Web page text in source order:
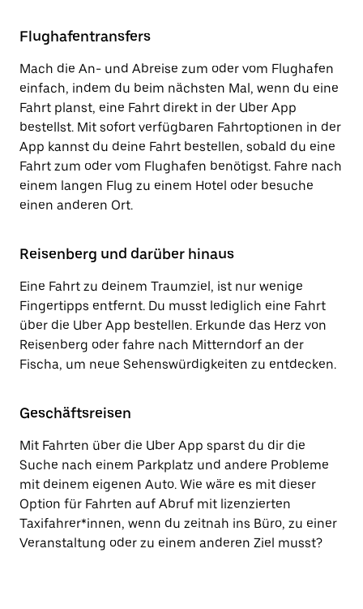
Flughafentransfers
Mach die An- und Abreise zum oder vom Flughafen
einfach, indem du beim nächsten Mal, wenn du eine
Fahrt planst, eine Fahrt direkt in der Uber App
bestellst. Mit sofort verfügbaren Fahrtoptionen in der
App kannst du deine Fahrt bestellen, sobald du eine
Fahrt zum oder vom Flughafen benötigst. Fahre nach
einem langen Flug zu einem Hotel oder besuche
einen anderen Ort.
Reisenberg und darüber hinaus
Eine Fahrt zu deinem Traumziel, ist nur wenige
Fingertipps entfernt. Du musst lediglich eine Fahrt
über die Uber App bestellen. Erkunde das Herz von
Reisenberg oder fahre nach Mitterndorf an der
Fischa, um neue Sehenswürdigkeiten zu entdecken.
Geschäftsreisen
Mit Fahrten über die Uber App sparst du dir die
Suche nach einem Parkplatz und andere Probleme
mit deinem eigenen Auto. Wie wäre es mit dieser
Option für Fahrten auf Abruf mit lizenzierten
Taxifahrer*innen, wenn du zeitnah ins Büro, zu einer
Veranstaltung oder zu einem anderen Ziel musst?